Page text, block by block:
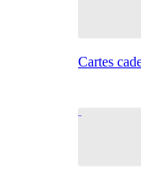
Cartes